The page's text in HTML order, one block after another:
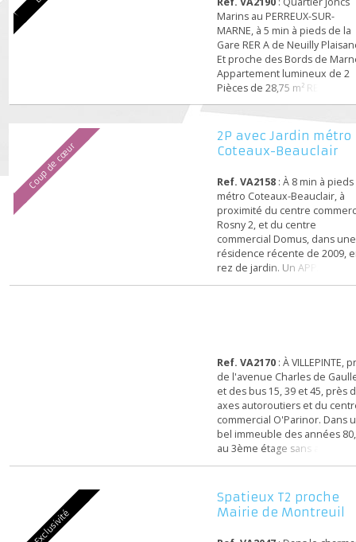
Exclusivité Ref. VA2190: Quartier
Marins au PERREUX-SUR-
MARNE, à 5 min à pieds
Gare RER A de Neuilly
Appartement lumineux
Pièces de 28,75 m² REFAIT
NEUF, Dans un petit
de charme sur Cour des
30, au 2ème étage sur 3
ascenseur.
bien agencé et sans vis à
situé avec portail
calme avec vue sur
Coup de cœur
2P avec Jardin
Coteaux-Beauclair
Ref. VA2158: À 8 min à
métro Coteaux-Beauclair,
proximité du centre
Rosny 2, et du centre
commercial Domus, dans
comprenant : entrée,
avec buanderie, Grand
avec accès au 1er Jardin,
grande chambre de près
12m², salle de bains, WC,
Ref. VA2170: À
de l'avenue Charles de
et des bus 15, 39 et 45,
bel immeuble des
au 3ème étage sans
un DUPLEX type 5 Pièces